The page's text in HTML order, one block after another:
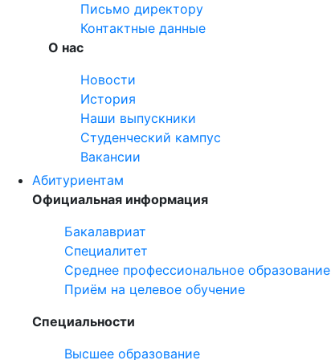
Письмо директору
Контактные данные
О нас
Новости
История
Наши выпускники
Студенческий кампус
Вакансии
Абитуриентам
Официальная информация
Бакалавриат
Специалитет
Среднее профессиональное образование
Приём на целевое обучение
Специальности
Высшее образование